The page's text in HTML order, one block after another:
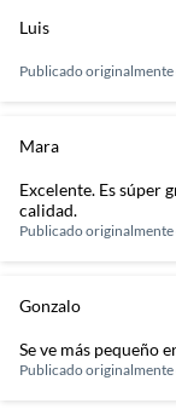
Luis
Publicado originalmente
Mara
Excelente. Es súper grande y el set (palitas) son de excelente
calidad.
Publicado originalmente
Gonzalo
Se ve más pequeño
Publicado originalmente